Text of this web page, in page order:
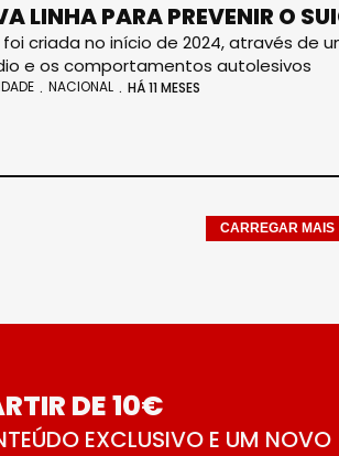
LINHA PARA PREVENIR O
foi criada no início de 2024, através de
e os comportamentos autolesivos
NACIONAL HÁ 11 MESES
CARREGAR MAIS
DE 10€
EXCLUSIVO E UM NOVO